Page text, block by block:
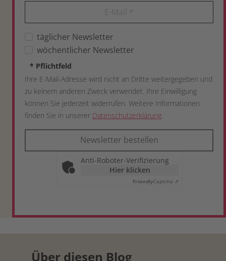
täglicher Newsletter
wöchentlicher Newsletter
* Pflichtfeld
Ihre E-Mail-Adresse wird nicht an Dritte weitergegeben und
zu keinem anderen Zweck verwendet. Ihre Einwilligung
können Sie jederzeit widerrufen. Weitere Informationen
finden Sie in unserer Datenschutzerklärung
Newsletter bestellen
Anti-Roboter-Verifizierung
Hier klicken
FriendlyCaptcha ⇗
Über diesen Blog